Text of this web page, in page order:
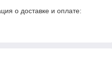
о доставке и оплате: